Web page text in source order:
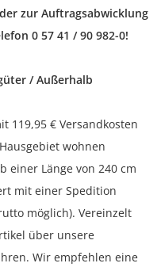
zur Auftragsabwicklung
0 57 41 / 90 982-0!
/ Außerhalb
119,95 € Versandkosten
wohnen
einer Länge von 240 cm
mit einer Spedition
möglich). Vereinzelt
über unsere
Wir empfehlen eine